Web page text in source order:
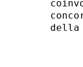
della